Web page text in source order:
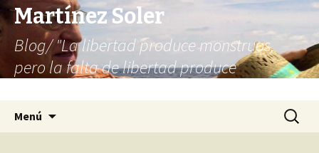
Martínez Soler
Blog/ "La libertad produce monstruos,
pero la falta de libertad produce
Menú Buscar: